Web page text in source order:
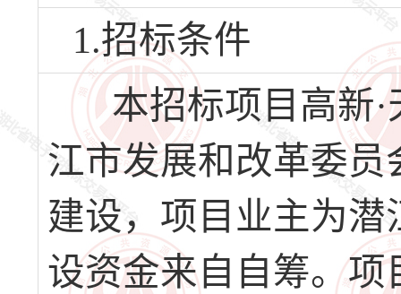
1.招标条件
本招标项目高新·
江市发展和改革委员
建设，项目业主为
设资金来自自筹。项